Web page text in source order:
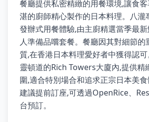
餐廳提供私密精緻的用餐環境,讓食
湛的廚師精心製作的日本料理。八瀧
發辦式用餐體驗,由主廚精選當季最
人準備品嚐套餐。餐廳因其對細節的
質,在香港日本料理愛好者中獲得認
靈頓道的Rich Towers大廈內,提供精
圍,適合特別場合和追求正宗日本美食
建議提前訂座,可透過OpenRice、
台預訂。